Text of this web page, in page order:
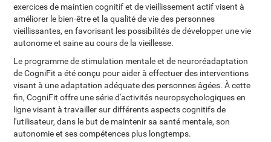
exercices de maintien cognitif et de vieillissement actif visent à
améliorer le bien-être et la qualité de vie des personnes
vieillissantes, en favorisant les possibilités de développer une vie
autonome et saine au cours de la vieillesse.
Le programme de stimulation mentale et de neuroréadaptation
de CogniFit a été conçu pour aider à effectuer des interventions
visant à une adaptation adéquate des personnes âgées. À cette
fin, CogniFit offre une série d'activités neuropsychologiques en
ligne visant à travailler sur différents aspects cognitifs de
l'utilisateur, dans le but de maintenir sa santé mentale, son
autonomie et ses compétences plus longtemps.